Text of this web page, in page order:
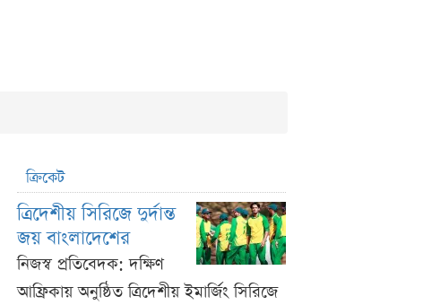
ক্রিকেট
ত্রিদেশীয় সিরিজে দুর্দান্ত
জয় বাংলাদেশের
নিজস্ব প্রতিবেদক: দক্ষিণ
আফ্রিকায় অনুষ্ঠিত ত্রিদেশীয় ইমার্জিং সিরিজে